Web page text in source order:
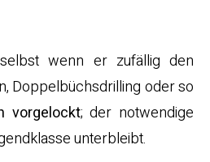
wenn er zufällig den
Doppelbüchsdrilling oder so
vorgelockt; der notwendige
unterbleibt.